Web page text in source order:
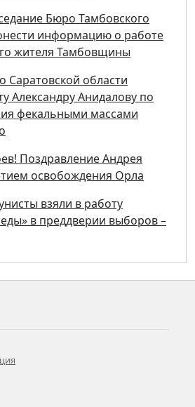
Бюро Тамбовского
информацию о работе
жителя Тамбовщины
Саратовской области
Александру Анидалову по
фекальными массами
Поздравление Андрея
освобождения Орла
взяли в работу
в преддверии выборов –